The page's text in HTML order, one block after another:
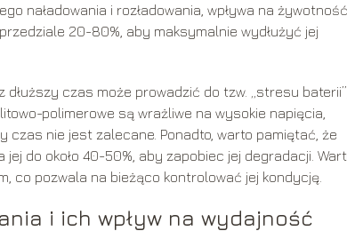
naładowania i rozładowania, wpływa na żywotność
20-80%, aby maksymalnie wydłużyć jej
czas może prowadzić do tzw. „stresu
polimerowe są wrażliwe na wysokie napięcia,
czas nie jest zalecane. Ponadto, warto pamiętać, że
do około 40-50%, aby zapobiec jej degradacji.
co pozwala na bieżąco kontrolować jej kondycję.
i ich wpływ na wydajność